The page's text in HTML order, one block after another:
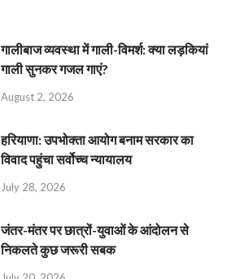
गालीबाज व्‍यवस्‍था में गाली-विमर्श: क्या लड़कियां
गाली सुनकर गजल गाएं?
August 2, 2026
हरियाणा: उपभोक्ता आयोग बनाम सरकार का
विवाद पहुंचा सर्वोच्च न्यायालय
July 28, 2026
जंतर-मंतर पर छात्रों-युवाओं के आंदोलन से
निकलते कुछ जरूरी सबक